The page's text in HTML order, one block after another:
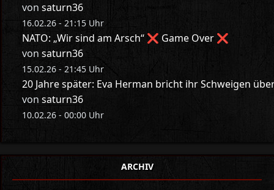
von saturn36
16.02.26 - 21:15 Uhr
NATO: „Wir sind am Arsch“ ❌ Game Over ❌
von saturn36
15.02.26 - 21:45 Uhr
20 Jahre später: Eva Herman bricht ihr Schweigen
von saturn36
10.02.26 - 00:00 Uhr
ARCHIV